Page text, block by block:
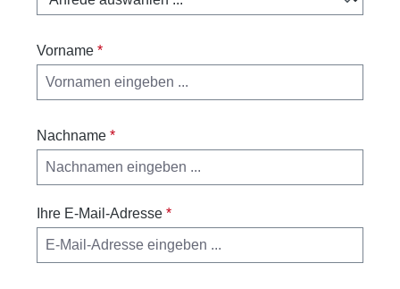
Vorname *
Nachname *
Ihre E-Mail-Adresse *